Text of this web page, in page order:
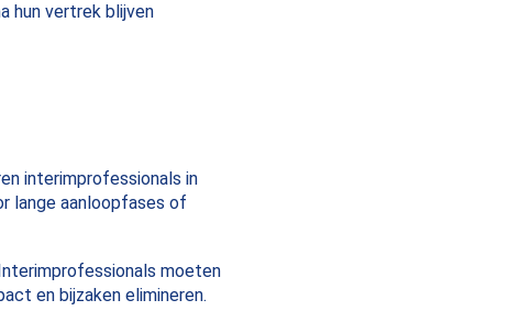
hun vertrek blijven
interimprofessionals in
lange aanloopfases of
moeten
en bijzaken elimineren.